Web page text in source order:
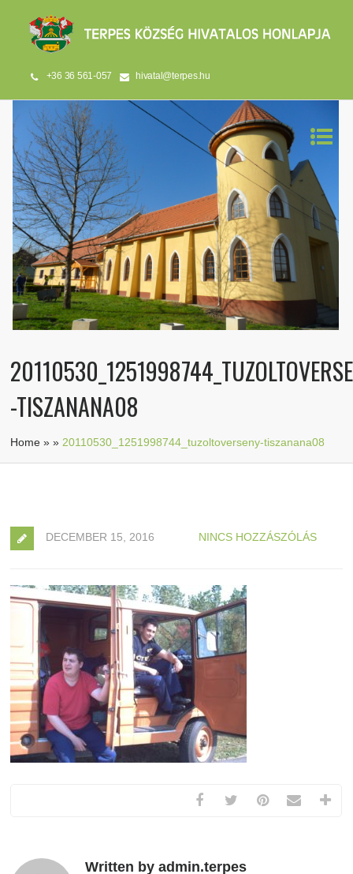
+36 36 561-057 hivatal@terpes.hu
-TISZANANA08
Home »» 20110530_1251998744_tuzoltoverseny-tiszanana08
DECEMBER 15, 2016 NINCS HOZZÁSZÓLÁS
Written by admin.terpes